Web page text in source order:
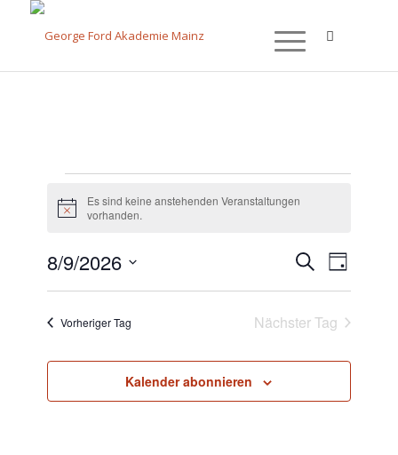
Hinweis
Es sind keine anstehenden Veranstaltungen
vorhanden.
Suche
und
Ansichten,
Navigation
SucheTag
8/9/2026
Vorheriger Tag
Nächster Tag
Kalender abonnieren